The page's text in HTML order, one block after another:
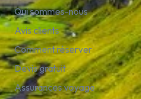
Qui sommes-nous
Avis clients
Comment réserver
Devis gratuit
Assurances voyage